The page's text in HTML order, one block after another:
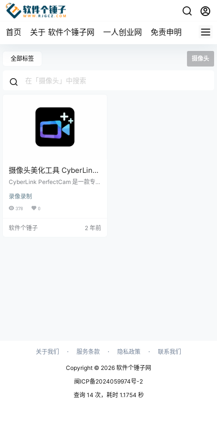
首页 关于 软件个锤子网 一人创业网 免责申明
全部标签 摄像头
摄像头美化工具 CyberLink
PerfectCam v2.3.7721.0
CyberLink PerfectCam 是一款专为
具，适用于电脑端。通过面部美
化、背景处理、色彩调整和趣味特
是商务会议还是与朋友的虚拟聚
录像录制
378 0
软件个锤子 2 年前
关于我们 · 服务条款 · 隐私政策 · 联系我们
Copyright © 2026 软件个锤子网
闽ICP备2024059974号-2
查询 14 次，耗时 1.1754 秒